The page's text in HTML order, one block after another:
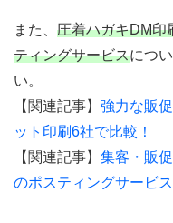
また、 圧着ハガキDM印
ティングサービスにつ
い。
【関連記事】 強力な販
ット印刷6社で比較！
【関連記事】 集客・販
のポスティングサービス